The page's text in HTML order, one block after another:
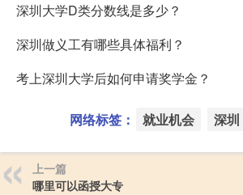
深圳大学D类分数线是多少？
深圳做义工有哪些具体福利？
考上深圳大学后如何申请奖学金？
网络标签： 就业机会 深圳
上一篇
哪里可以函授大专